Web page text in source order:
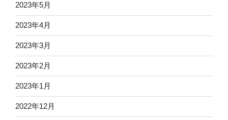
2023年5月
2023年4月
2023年3月
2023年2月
2023年1月
2022年12月